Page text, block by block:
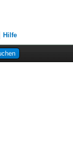
Hilfe